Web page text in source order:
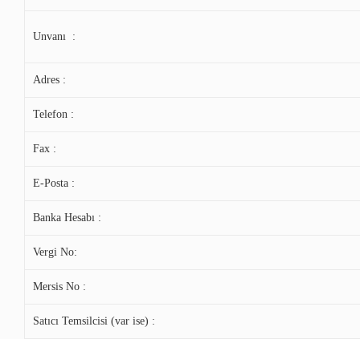
Unvanı :
Adres :
Telefon :
Fax :
E-Posta :
Banka Hesabı :
Vergi No:
Mersis No :
Satıcı Temsilcisi (var ise) :